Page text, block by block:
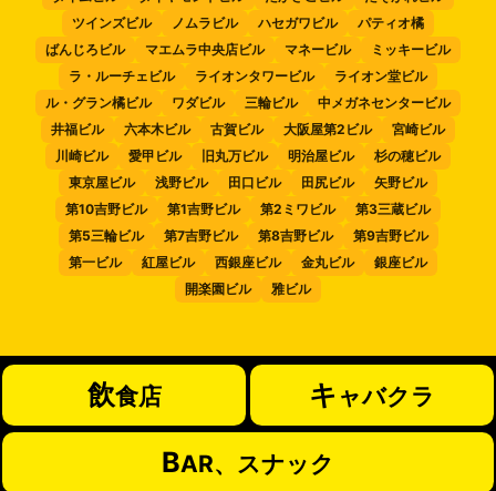
ツインズビル
ノムラビル ハセガワビル
パティオ橘
ばんじろビル
マエムラ中央店ビル マネービル
ミッキービル
ラ・ルーチェビル
ライオンタワービル
ライオン堂ビル
ル・グラン橘ビル
ワダビル 三輪ビル
中メガネセンタービル
井福ビル
六本木ビル 古賀ビル 大阪屋第2ビル
宮崎ビル
川崎ビル
愛甲ビル 旧丸万ビル 明治屋ビル
杉の穂ビル
東京屋ビル
浅野ビル 田口ビル 田尻ビル
矢野ビル
第10吉野ビル
第1吉野ビル 第2ミワビル
第3三蔵ビル
第5三輪ビル
第7吉野ビル 第8吉野ビル
第9吉野ビル
第一ビル
紅屋ビル 西銀座ビル 金丸ビル
銀座ビル
開楽園ビル
雅ビル
飲食店 キ ャバクラ
BAR、スナック